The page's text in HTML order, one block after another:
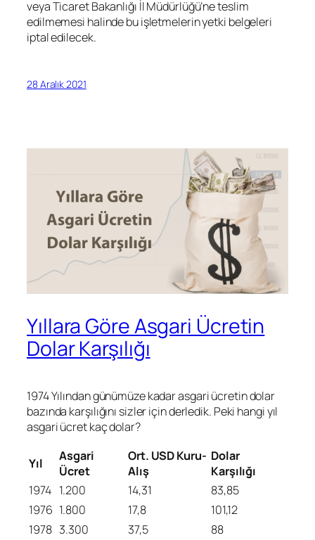
veya Ticaret Bakanlığı İl Müdürlüğü’ne teslim
edilmemesi halinde bu işletmelerin yetki belgeleri
iptal edilecek.
28 Aralık 2021
Yıllara Göre Asgari Ücretin
Dolar Karşılığı
1974 Yılından günümüze kadar asgari ücretin dolar
bazında karşılığını sizler için derledik. Peki hangi yıl
asgari ücret kaç dolar?
Yıl
Asgari
Ücret
Ort. USD Kuru-
Alış
Dolar
Karşılığı
1974 1.200 14,31
83,85
1976 1.800 17,8
101,12
1978 3.300 37,5
88